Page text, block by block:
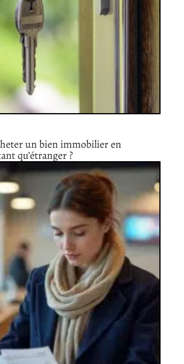
un bien immobilier en
qu’étranger ?